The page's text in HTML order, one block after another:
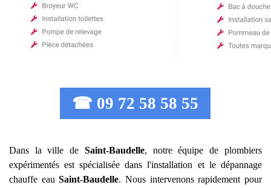
☎ 09 72 58 58 55
Dans la ville de Saint-Baudelle, notre équipe de plombiers
expérimentés est spécialisée dans l'installation et le dépannage
chauffe eauSaint-Baudelle. Nous intervenons rapidement pour